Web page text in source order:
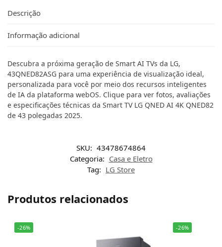
Descrição
Informação adicional
Descubra a próxima geração de Smart AI TVs da LG,
43QNED82ASG para uma experiência de visualização ideal,
personalizada para você por meio dos recursos inteligentes
de IA da plataforma webOS. Clique para ver fotos, avaliações
e especificações técnicas da Smart TV LG QNED AI 4K QNED82
de 43 polegadas 2025.
SKU: 43478674864
Categoria: Casa e Eletro
Tag: LG Store
Produtos relacionados
-26% -26%